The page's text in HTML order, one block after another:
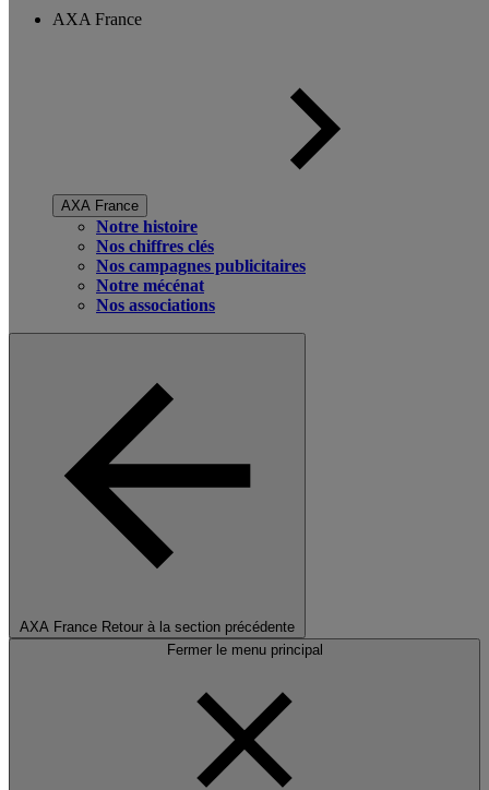
AXA France
AXA France
Notre histoire
Nos chiffres clés
Nos campagnes publicitaires
Notre mécénat
Nos associations
AXA France Retour à la section précédente
Fermer le menu principal